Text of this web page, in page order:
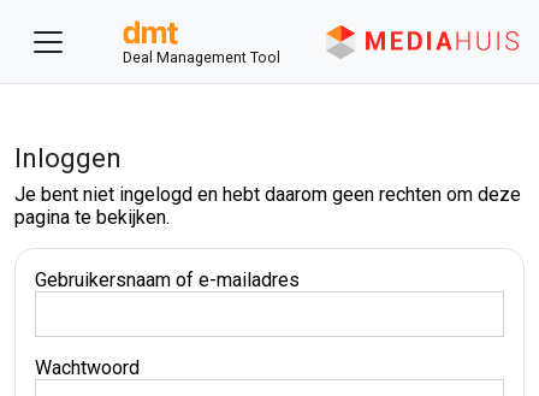
Deal Management Tool
Inloggen
Je bent niet ingelogd en hebt daarom geen rechten om deze
pagina te bekijken.
Gebruikersnaam of e-mailadres
Wachtwoord